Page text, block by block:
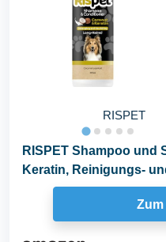
RISPET
RISPET Shampoo und
Keratin, Reinigungs-
Hunde...